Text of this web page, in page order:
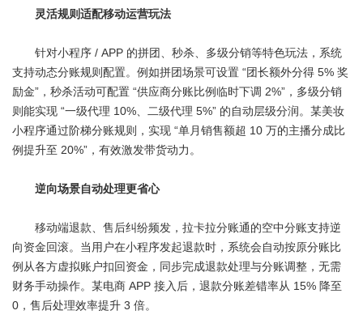
灵活规则适配移动运营玩法
针对小程序 / APP 的拼团、秒杀、多级分销等特色玩法，系统
支持动态分账规则配置。例如拼团场景可设置 “团长额外分得 5% 奖
励金”，秒杀活动可配置 “供应商分账比例临时下调 2%”，多级分销
则能实现 “一级代理 10%、二级代理 5%” 的自动层级分润。某美妆
小程序通过阶梯分账规则，实现 “单月销售额超 10 万的主播分成比
例提升至 20%”，有效激发带货动力。
逆向场景自动处理更省心
移动端退款、售后纠纷频发，拉卡拉分账通的空中分账支持逆
向资金回滚。当用户在小程序发起退款时，系统会自动按原分账比
例从各方虚拟账户扣回资金，同步完成退款处理与分账调整，无需
财务手动操作。某电商 APP 接入后，退款分账差错率从 15% 降至
0，售后处理效率提升 3 倍。